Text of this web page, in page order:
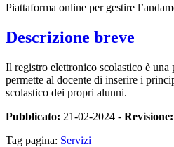
Piattaforma online per gestire
Descrizione breve
Il registro elettronico scolastico è una
permette al docente di inserire i
scolastico dei propri alunni.
Pubblicato: 21-02-2024 - Revisione:
Tag pagina: Servizi